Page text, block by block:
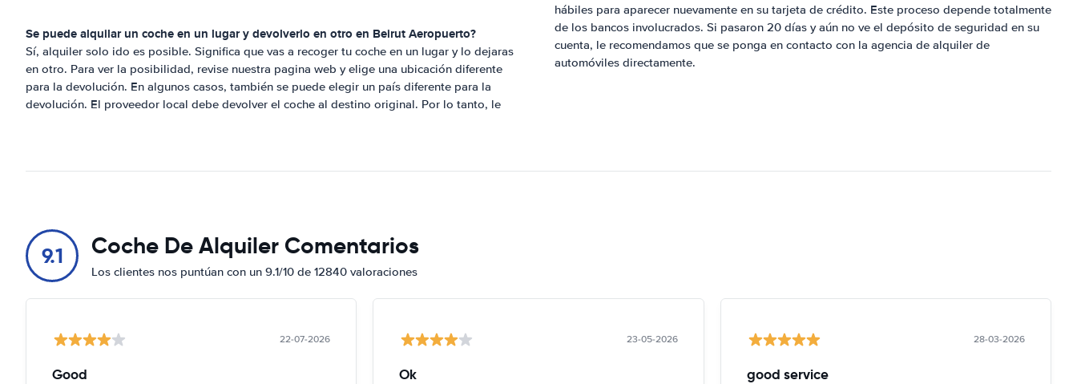
Se puede alquilar un coche en un lugar y devolverlo en otro en Beirut Aeropuerto?
Sí, alquiler solo ido es posible. Significa que vas a recoger tu coche en un lugar y lo dejaras
en otro. Para ver la posibilidad, revise nuestra pagina web y elige una ubicación diferente
para la devolución. En algunos casos, también se puede elegir un país diferente para la
devolución. El proveedor local debe devolver el coche al destino original. Por lo tanto, le
hábiles para aparecer nuevamente en su tarjeta de crédito. Este proceso depende totalmente
de los bancos involucrados. Si pasaron 20 días y aún no ve el depósito de seguridad en su
cuenta, le recomendamos que se ponga en contacto con la agencia de alquiler de
automóviles directamente.
9.1 Coche De Alquiler Comentarios
Los clientes nos puntúan con un 9.1/10 de 12840 valoraciones
22-07-2026
Good
23-05-2026
Ok
28-03-2026
good service